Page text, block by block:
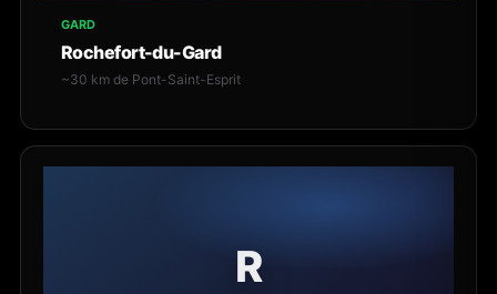
GARD
Rochefort-du-Gard
~30 km de Pont-Saint-Esprit
R